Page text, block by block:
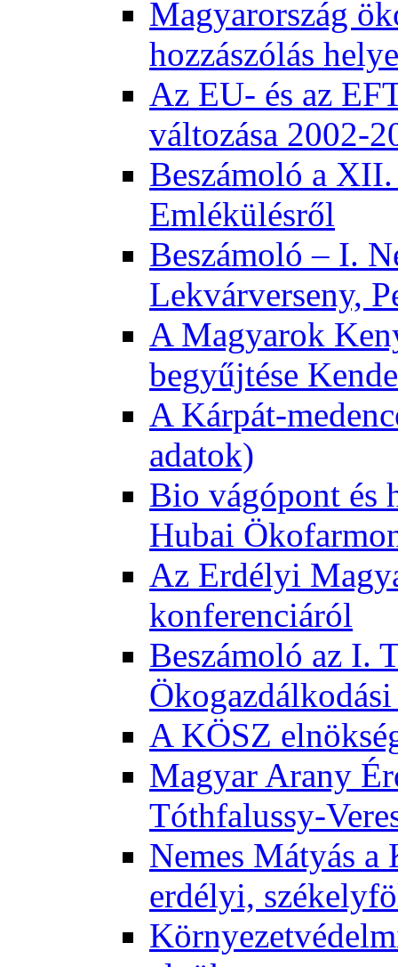
Magyarország
hozzászólás
Az EU- és az
változása 2002-
Beszámoló a
Emlékülésről
Beszámoló – I.
Lekvárverseny,
A Magyarok
begyűjtése
A Kárpát-
adatok)
Bio vágópont és
Hubai
Az Erdélyi
konferenciáról
Beszámoló az I.
A KÖSZ
Magyar Arany
Tóthfalussy-
Nemes Mátyás a
erdélyi,